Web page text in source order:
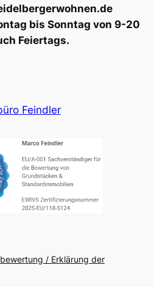
bis Sonntag von 9-20
Feiertags.
Feindler
/ Erklärung der